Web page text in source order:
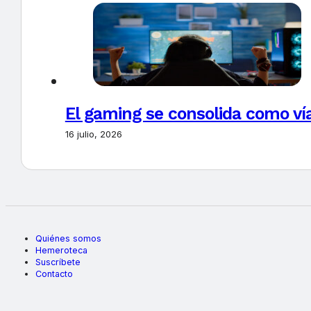
El gaming se consolida como
16 julio, 2026
Quiénes somos
Hemeroteca
Suscríbete
Contacto